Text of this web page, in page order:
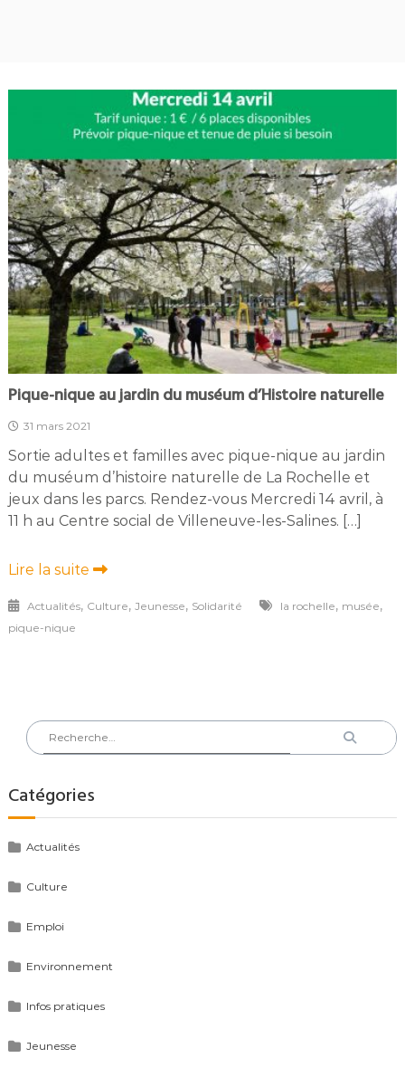
Pique-nique au jardin du muséum d’Histoire naturelle
31 mars 2021
Sortie adultes et familles avec pique-nique au jardin
du muséum d’histoire naturelle de La Rochelle et
jeux dans les parcs. Rendez-vous Mercredi 14 avril, à
11 h au Centre social de Villeneuve-les-Salines. […]
Lire la suite
Actualités, Culture, Jeunesse, Solidarité la rochelle, musée,
pique-nique
Rechercher
:
Catégories
Actualités
Culture
Emploi
Environnement
Infos pratiques
Jeunesse